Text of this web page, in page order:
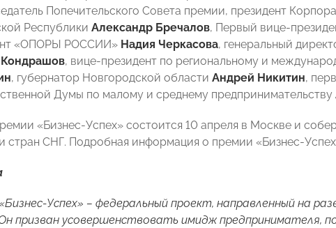
Попечительского Совета премии, президент
Республики Александр Бречалов, Первый вице-
«ОПОРЫ РОССИИ» Надия Черкасова, генеральный
, вице-президент по региональному и
, губернатор Новгородской области Андрей Никитин,
Думы по малому и среднему предпринимательству
«Бизнес-Успех» состоится 10 апреля в Москве и
стран СНГ. Подробная информация о премии «Бизнес-
Успех» – федеральный проект, направленный на
призван усовершенствовать имидж предпринимателя,